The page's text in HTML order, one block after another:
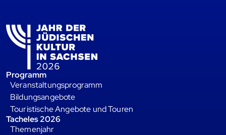
Programm
Veranstaltungsprogramm
Bildungsangebote
Touristische Angebote und Touren
Tacheles 2026
Themenjahr